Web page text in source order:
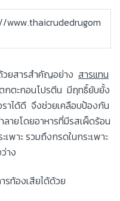
www.thaicrudedrugom
วยสารสำคัญอย่าง สารแทน
ตะกอนโปรตีน มีฤทธิ์ยับยั้ง
ราได้ดี จึงช่วยเคลือบป้องกัน
ลายโดยอาหารที่มีรสเผ็ดร้อน
พาะ รวมถึงกรดในกระเพาะ
าง
ท้องเสียได้ด้วย